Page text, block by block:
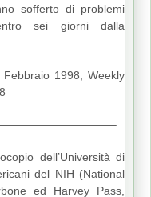
sofferto di problemi
sei giorni dalla
1998; Weekly
dell’Università di
del NIH (National
ed Harvey Pass,